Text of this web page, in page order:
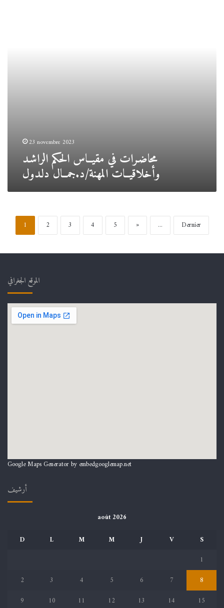
23 novembre 2023
محاضـرات في مقيــاس الحكم الراشـد
وأخلاقيــات المهنة/د.جمــال دلـدول
1 2 3 4 5 » ... Dernier
الموقع الجغرافي
Google Maps Generator by embedgooglemap.net
أرشيف
août 2026
D
L M M J V
S
1
2
3 4 5 6 7
8
9
10 11 12 13 14
15